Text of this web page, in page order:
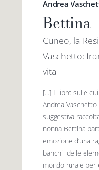
Andrea
Bettina
Cuneo, la
Vaschetto:
vita
[...] Il libro sulle
Andrea
suggestiva
nonna Bettina
emozione d’una
banchi delle
mondo rurale per